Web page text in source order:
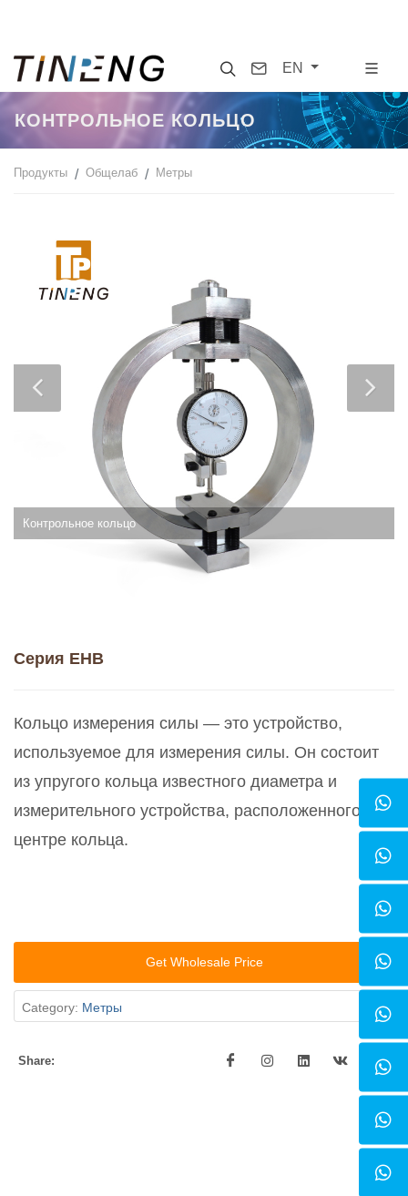
SearchContact
EN
КОНТРОЛЬНОЕ КОЛЬЦО
Продукты Общелаб Метры
Контрольное кольцо
Серия EHB
Кольцо измерения силы — это устройство,
используемое для измерения силы. Он состоит
из упругого кольца известного диаметра и
измерительного устройства, расположенного в
центре кольца.
Get Wholesale Price
Category: Метры
Share: